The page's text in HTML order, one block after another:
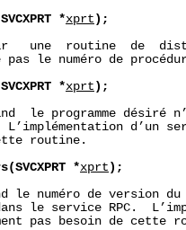
*xprt );
une  routine  de
pas le numéro de
*xprt );
le programme désiré
L’implémentation d’un
routine.
*xprt );
le numéro de version
le service RPC.
pas besoin de cette